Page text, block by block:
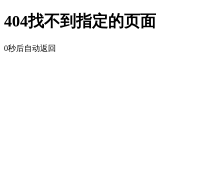
404找不到指定的页面
0秒后自动返回